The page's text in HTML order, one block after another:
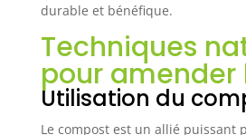
durable et bénéfique.
Techniques
pour amender
Utilisation du
Le compost est un allié puissant